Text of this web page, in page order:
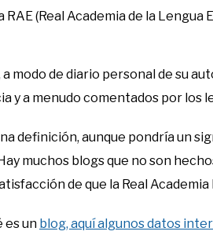
(Real Academia de la
a modo de diario personal de su
y a menudo comentados por los
definición, aunque pondría un
muchos blogs que no son
de que la Real Academia
es un blog, aquí algunos datos